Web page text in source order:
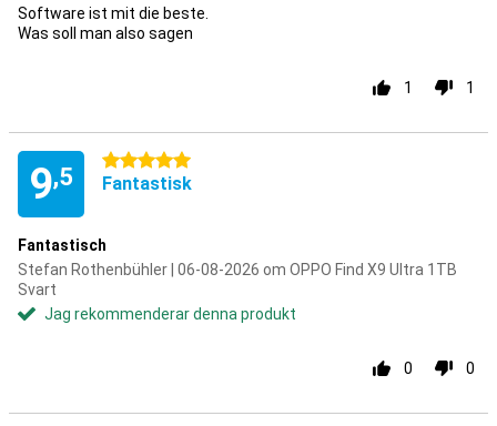
Software ist mit die beste.
Was soll man also sagen
1 1
9,5
5 stjärnor
Fantastisk
Fantastisch
Stefan Rothenbühler | 06-08-2026 om OPPO Find X9 Ultra 1TB
Svart
Jag rekommenderar denna produkt
0 0